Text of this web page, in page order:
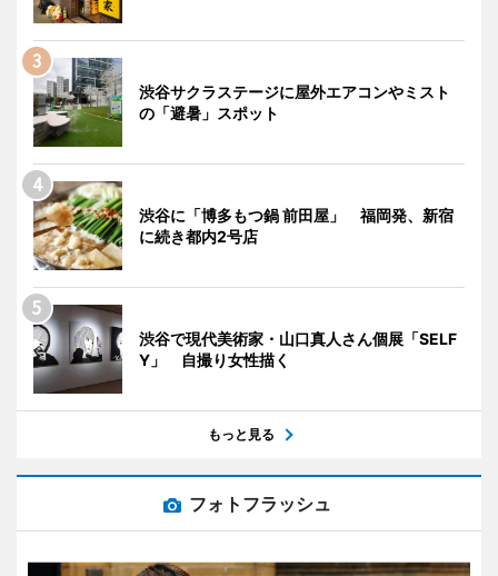
渋谷サクラステージに屋外エアコンやミスト
の「避暑」スポット
渋谷に「博多もつ鍋 前田屋」 福岡発、新宿
に続き都内2号店
渋谷で現代美術家・山口真人さん個展「SELF
Y」 自撮り女性描く
もっと見る
フォトフラッシュ